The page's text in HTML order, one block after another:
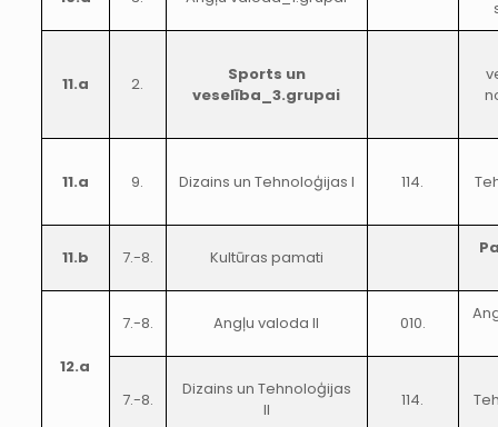
11.a 2.
Sports un
veselība_3.grupai
11.a 9. Dizains un Tehnoloģijas I 114.
11.b 7.-8. Kultūras pamati
12.a
7.-8. Angļu valoda II 010.
7.-8.
Dizains un Tehnoloģijas
II
114.